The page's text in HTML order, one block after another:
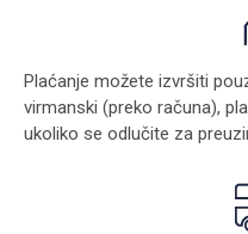
Plaćanje možete izvršiti
virmanski (preko računa),
ukoliko se odlučite za